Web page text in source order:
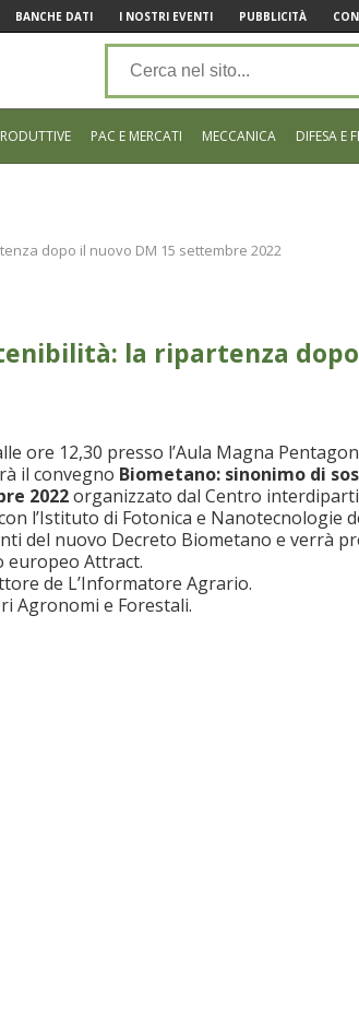
BANCHE DATI I NOSTRI EVENTI PUBBLICITÀ
PAC E MERCATI MECCANICA DIFESA E
dopo il nuovo DM 15 settembre 2022
la ripartenza
ore 12,30 presso l’Aula Magna
il convegno Biometano: sinonimo di
2022organizzato dal Centro
l’Istituto di Fotonica e Nanotecnologie
del nuovo Decreto Biometano e verrà
europeo Attract.
de L’Informatore Agrario.
Agronomi e Forestali.